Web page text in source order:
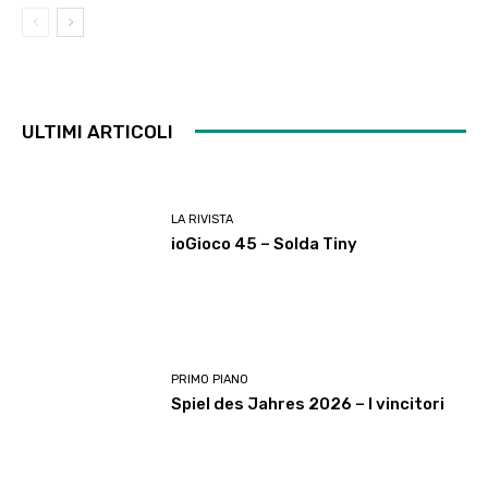
ULTIMI ARTICOLI
LA RIVISTA
ioGioco 45 – Solda Tiny
PRIMO PIANO
Spiel des Jahres 2026 – I vincitori